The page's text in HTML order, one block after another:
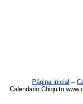
Página inicial –
Calendario Chiquito